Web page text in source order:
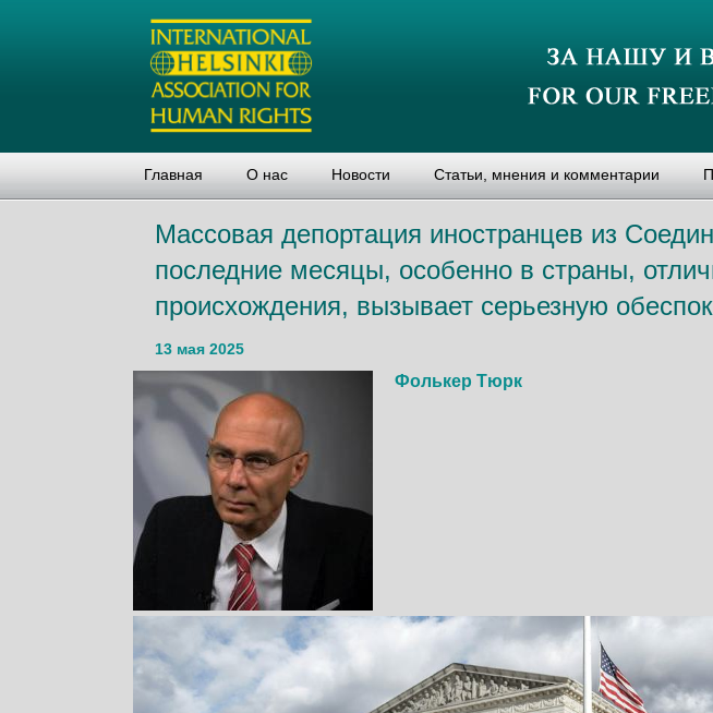
Главная О нас Новости Статьи, мнения и комментарии
Массовая депортация иностранцев из
последние месяцы, особенно в страны,
происхождения, вызывает серьезную
13 мая 2025
Фолькер Тюрк